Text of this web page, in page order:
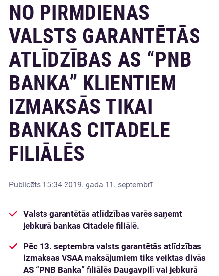
NO PIRMDIENAS
VALSTS GARANTĒTĀS
ATLĪDZĪBAS AS “PNB
BANKA” KLIENTIEM
IZMAKSĀS TIKAI
BANKAS CITADELE
FILIĀLĒS
Publicēts 15:34 2019. gada 11. septembrī
Valsts garantētās atlīdzības varēs saņemt
jebkurā bankas Citadele filiālē.
Pēc 13. septembra valsts garantētās atlīdzības
izmaksas VSAA maksājumiem tiks veiktas divās
AS “PNB Banka” filiālēs Daugavpilī vai jebkurā